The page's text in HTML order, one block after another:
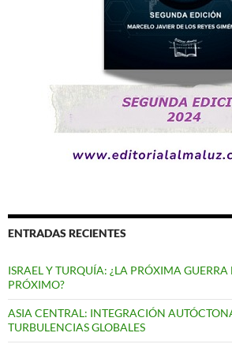
ENTRADAS RECIENTES
ISRAEL Y TURQUÍA: ¿LA PRÓXIMA GUERRA
PRÓXIMO?
ASIA CENTRAL: INTEGRACIÓN
TURBULENCIAS GLOBALES